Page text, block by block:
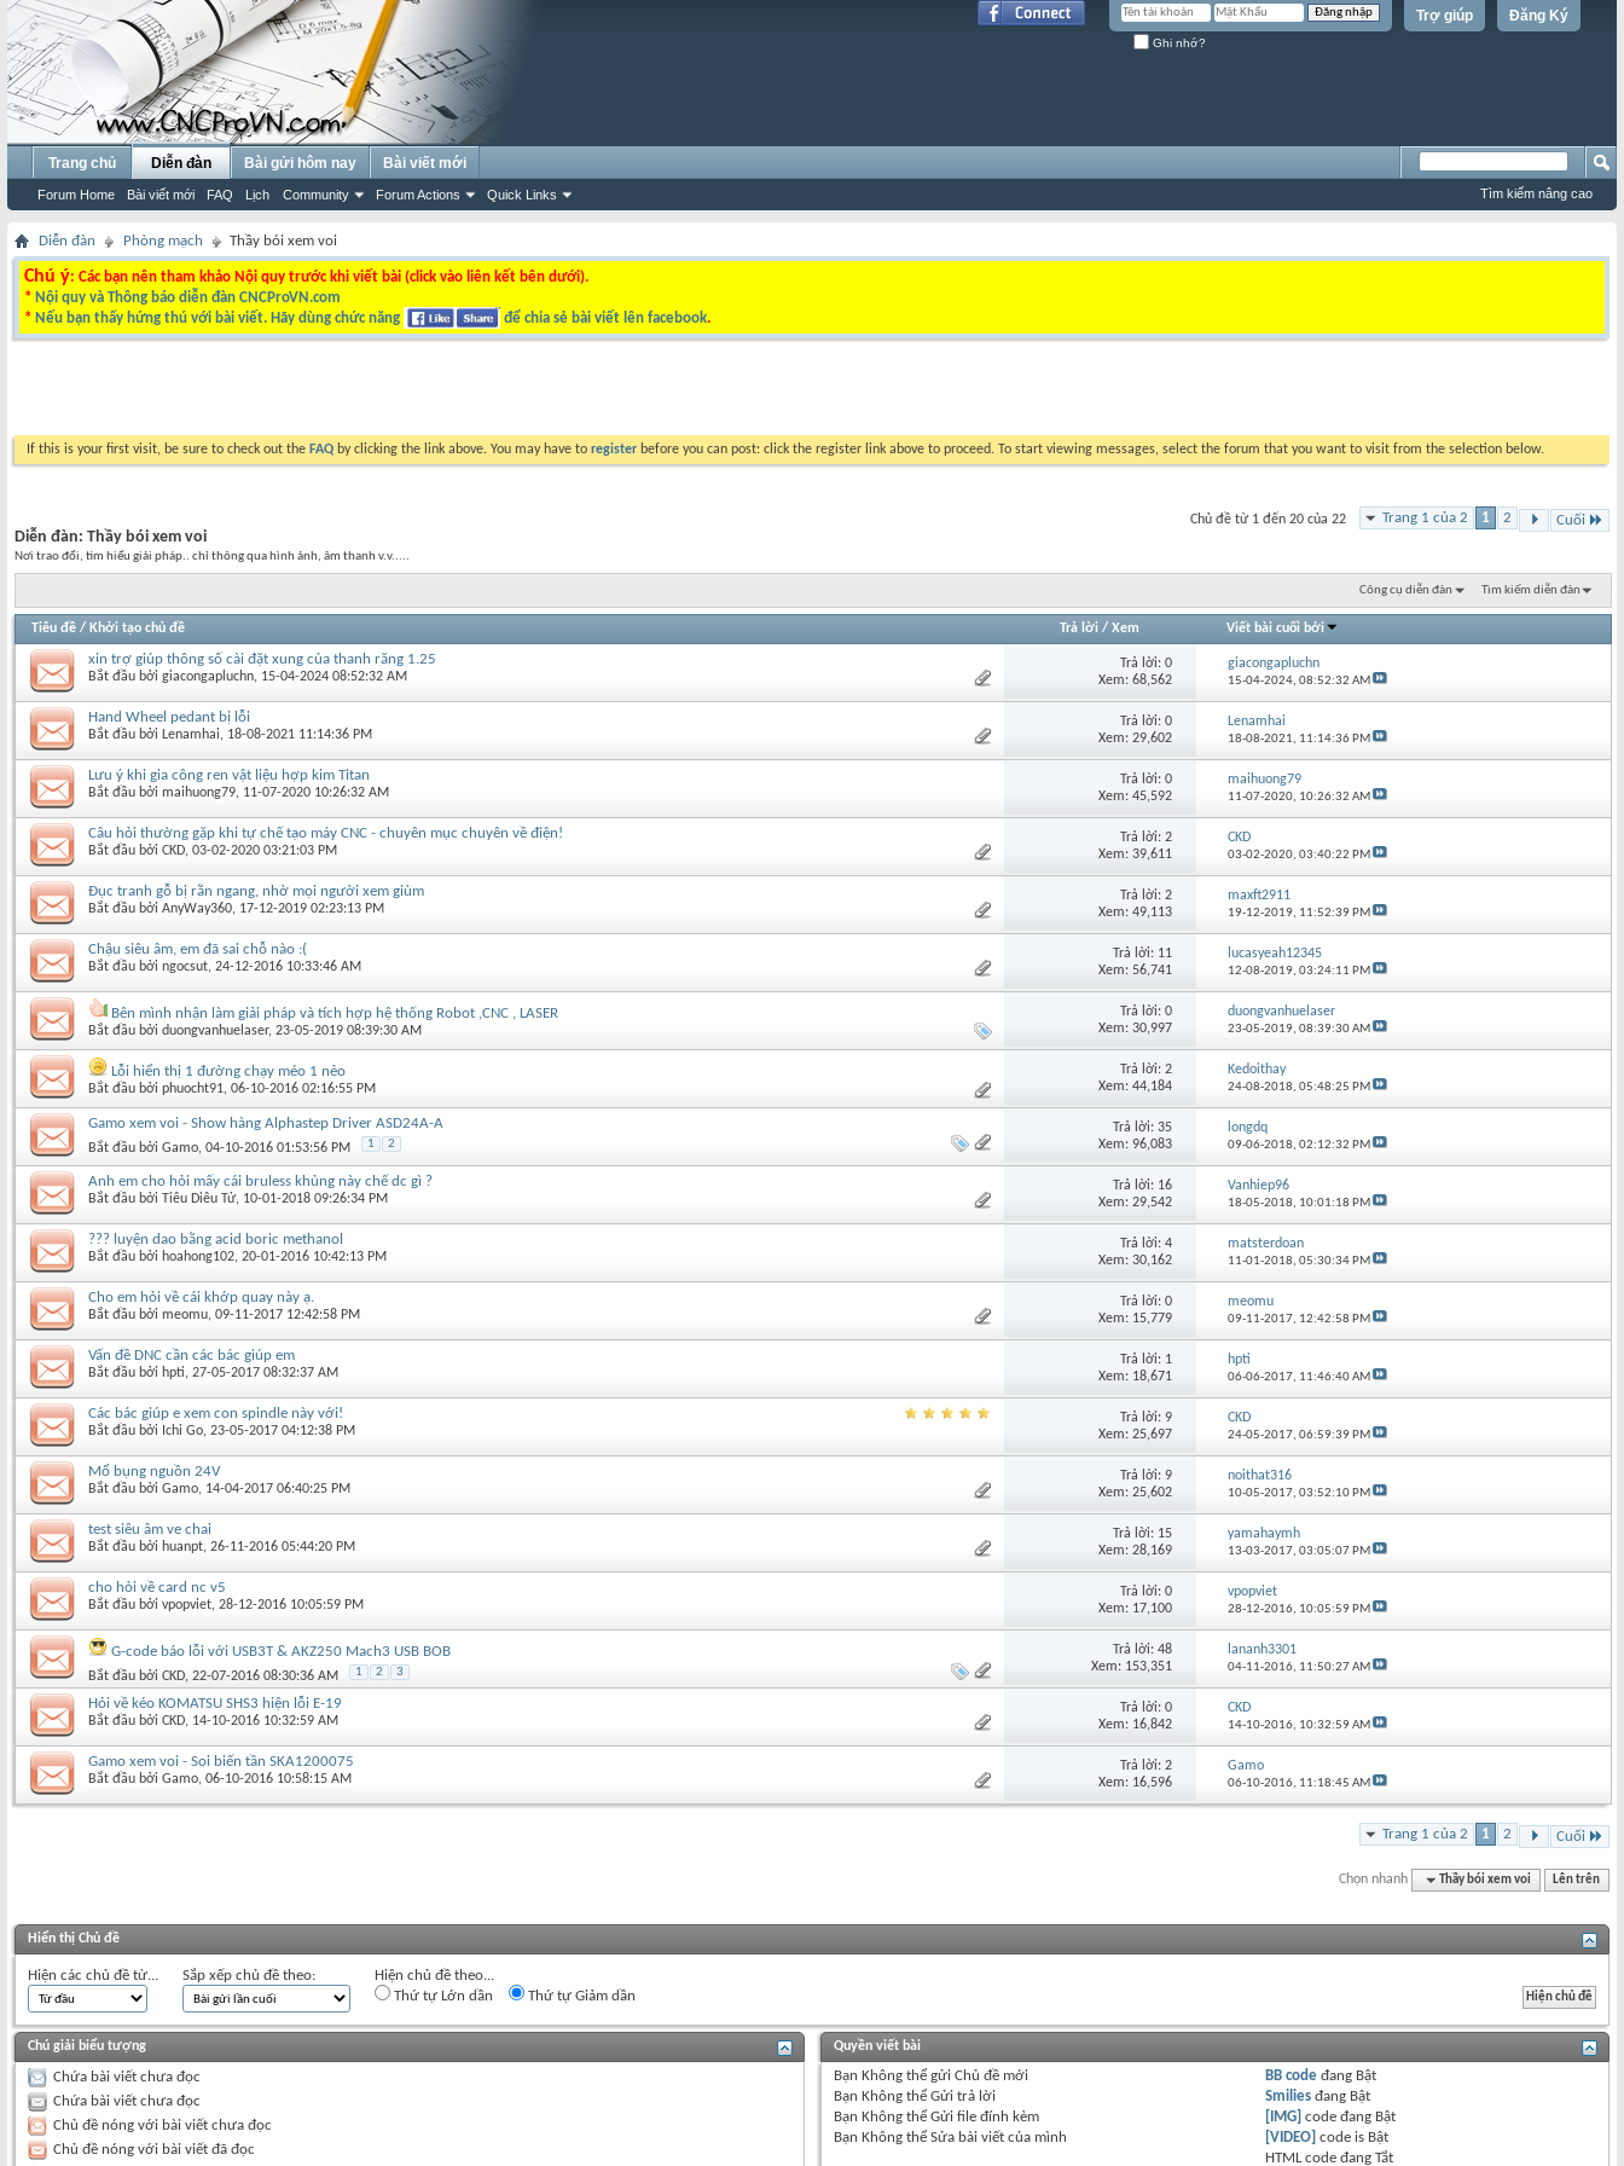
Đăng Ký
Trợ giúp
Ghi nhớ?
Trang chủ Diễn đàn
Forum Home Bài viết mới FAQ Lịch Community Forum Actions Quick Links
Bài gửi hôm nay Bài viết mới
Tìm kiếm nâng cao
Diễn đàn Phòng mạch Thầy bói xem voi
Chú ý: Các bạn nên tham khảo Nội quy trước khi viết bài (click vào liên kết bên dưới).
* Nội quy và Thông báo diễn đàn CNCProVN.com
* Nếu bạn thấy hứng thú với bài viết. Hãy dùng chức năng để chia sẻ bài viết lên facebook.
If this is your first visit, be sure to check out the FAQ by clicking the link above. You may have to register before you can post: click the register link above to proceed. To start viewing messages, select the forum that you want to visit from the selection below.
Trang 1 của 2 1 2 Cuối
Chủ đề từ 1 đến 20 của 22
Diễn đàn: Thầy bói xem voi
Nơi trao đổi, tìm hiểu giải pháp.. chỉ thông qua hình ảnh, âm thanh v.v.....
Công cụ diễn đàn Tìm kiếm diễn đàn
Tiêu đề / Khởi tạo chủ đề Trả lời/ Xem Viết bài cuối bởi
xin trợ giúp thông số cài đặt xung của thanh răng 1.25
Bắt đầu bởi giacongapluchn‎, 15-04-2024 08:52:32 AM
Trả lời: 0
Xem: 68,562
giacongapluchn
15-04-2024,08:52:32 AM
Hand Wheel pedant bị lỗi
Bắt đầu bởi Lenamhai‎, 18-08-2021 11:14:36 PM
Trả lời: 0
Xem: 29,602
Lenamhai
18-08-2021, 11:14:36 PM
Lưu ý khi gia công ren vật liệu hợp kim Titan
Bắt đầu bởi maihuong79‎, 11-07-2020 10:26:32 AM
Trả lời: 0
Xem: 45,592
maihuong79
11-07-2020, 10:26:32 AM
Câu hỏi thường gặp khi tự chế tạo máy CNC - chuyên mục chuyên về điện!
Bắt đầu bởi CKD‎, 03-02-2020 03:21:03 PM
Trả lời: 2
Xem: 39,611
CKD
03-02-2020,03:40:22 PM
Đục tranh gỗ bị rằn ngang, nhờ mọi người xem giùm
Bắt đầu bởi AnyWay360‎, 17-12-2019 02:23:13 PM
Trả lời: 2
Xem: 49,113
maxft2911
19-12-2019, 11:52:39 PM
Chậu siêu âm, em đã sai chỗ nào :(
Bắt đầu bởi ngocsut‎, 24-12-2016 10:33:46 AM
Trả lời: 11
Xem: 56,741
lucasyeah12345
12-08-2019,03:24:11 PM
Bên mình nhận làm giải pháp và tích hợp hệ thống Robot ,CNC , LASER
Bắt đầu bởi duongvanhuelaser‎, 23-05-2019 08:39:30 AM
Trả lời: 0
Xem: 30,997
duongvanhuelaser
23-05-2019,08:39:30 AM
Lỗi hiển thị 1 đường chạy méo 1 nẻo
Bắt đầu bởi phuocht91‎, 06-10-2016 02:16:55 PM
Trả lời: 2
Xem: 44,184
Kedoithay
24-08-2018,05:48:25 PM
Gamo xem voi - Show hàng Alphastep Driver ASD24A-A
Bắt đầu bởi Gamo‎, 04-10-2016 01:53:56 PM 1 2
Trả lời: 35
Xem: 96,083
longdq
09-06-2018,02:12:32 PM
Anh em cho hỏi mấy cái bruless khủng này chế dc gì ?
Bắt đầu bởi Tiêu Diêu Tử‎, 10-01-2018 09:26:34 PM
Trả lời: 16
Xem: 29,542
Vanhiep96
18-05-2018, 10:01:18 PM
??? luyện dao bằng acid boric methanol
Bắt đầu bởi hoahong102‎, 20-01-2016 10:42:13 PM
Trả lời: 4
Xem: 30,162
matsterdoan
11-01-2018,05:30:34 PM
Cho em hỏi về cái khớp quay này ạ.
Bắt đầu bởi meomu‎, 09-11-2017 12:42:58 PM
Trả lời: 0
Xem: 15,779
meomu
09-11-2017, 12:42:58 PM
Vấn đề DNC cần các bác giúp em
Bắt đầu bởi hpti‎, 27-05-2017 08:32:37 AM
Trả lời: 1
Xem: 18,671
hpti
06-06-2017, 11:46:40 AM
Các bác giúp e xem con spindle này với!
Bắt đầu bởi Ichi Go‎, 23-05-2017 04:12:38 PM
Trả lời: 9
Xem: 25,697
CKD
24-05-2017,06:59:39 PM
Mổ bụng nguồn 24V
Bắt đầu bởi Gamo‎, 14-04-2017 06:40:25 PM
Trả lời: 9
Xem: 25,602
noithat316
10-05-2017,03:52:10 PM
test siêu âm ve chai
Bắt đầu bởi huanpt‎, 26-11-2016 05:44:20 PM
Trả lời: 15
Xem: 28,169
yamahaymh
13-03-2017,03:05:07 PM
cho hỏi về card nc v5
Bắt đầu bởi vpopviet‎, 28-12-2016 10:05:59 PM
Trả lời: 0
Xem: 17,100
vpopviet
28-12-2016, 10:05:59 PM
G-code báo lỗi với USB3T & AKZ250 Mach3 USB BOB
Bắt đầu bởi CKD‎, 22-07-2016 08:30:36 AM 1 2 3
Trả lời: 48
Xem: 153,351
lananh3301
04-11-2016, 11:50:27 AM
Hỏi về kéo KOMATSU SHS3 hiện lỗi E-19
Bắt đầu bởi CKD‎, 14-10-2016 10:32:59 AM
Trả lời: 0
Xem: 16,842
CKD
14-10-2016, 10:32:59 AM
Gamo xem voi - Soi biến tần SKA1200075
Bắt đầu bởi Gamo‎, 06-10-2016 10:58:15 AM
Trả lời: 2
Xem: 16,596
Gamo
06-10-2016, 11:18:45 AM
Trang 1 của 2 1 2 Cuối
Chọn nhanh Thầy bói xem voi Lên trên
Hiển thị Chủ đề
Hiện các chủ đề từ... Sắp xếp chủ đề theo:
Hiện chủ đề theo...
Thứ tự Lớn dần
Thứ tự Giảm dần
Chú giải biểu tượng
Chứa bài viết chưa đọc
Chứa bài viết chưa đọc
Chủ đề nóng với bài viết chưa đọc
Chủ đề nóng với bài viết đã đọc
Quyền viết bài
Bạn Không thểgửi Chủ đề mới
Bạn Không thểGửi trả lời
Bạn Không thểGửi file đính kèm
Bạn Không thểSửa bài viết của mình
BB code đang Bật
Smilies đang Bật
[IMG] code đang Bật
[VIDEO] code is Bật
HTML code đangTắt